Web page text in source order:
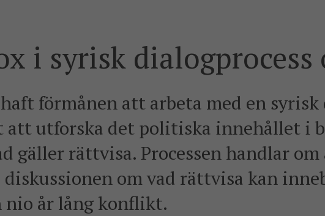
i syrisk
förmånen att arbeta med en syrisk
utforska det politiska innehållet i
gäller rättvisa. Processen handlar
om vad rättvisa kan
år lång konflikt.